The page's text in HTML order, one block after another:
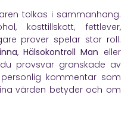
tolkas i sammanhang.
kosttillskott, fettlever,
prover spelar stor roll.
, Hälsokontroll Man eller
provsvar granskade av
kommentar som
värden betyder och om